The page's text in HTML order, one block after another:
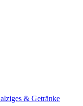
& Getränke